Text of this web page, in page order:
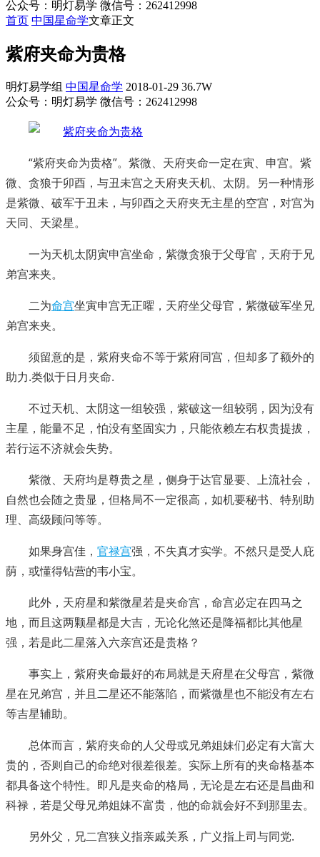
公众号：明灯易学 微信号：262412998
首页 中国星命学文章正文
紫府夹命为贵格
明灯易学组 中国星命学 2018-01-29 36.7W
公众号：明灯易学 微信号：262412998
“紫府夹命为贵格”。紫微、天府夹命一定在寅、申宫。紫
微、贪狼于卯酉，与丑未宫之天府夹天机、太阴。另一种情形
是紫微、破军于丑未，与卯酉之天府夹无主星的空宫，对宫为
天同、天梁星。
一为天机太阴寅申宫坐命，紫微贪狼于父母官，天府于兄
弟宫来夹。
二为命宫坐寅申宫无正曜，天府坐父母官，紫微破军坐兄
弟宫来夹。
须留意的是，紫府夹命不等于紫府同宫，但却多了额外的
助力.类似于日月夹命.
不过天机、太阴这一组较强，紫破这一组较弱，因为没有
主星，能量不足，怕没有坚固实力，只能依赖左右权贵提拔，
若行运不济就会失势。
紫微、天府均是尊贵之星，侧身于达官显要、上流社会，
自然也会随之贵显，但格局不一定很高，如机要秘书、特别助
理、高级顾问等等。
如果身宫佳， 官禄宫强，不失真才实学。不然只是受人庇
荫，或懂得钻营的韦小宝。
此外，天府星和紫微星若是夹命宫，命宫必定在四马之
地，而且这两颗星都是大吉，无论化煞还是降福都比其他星
强，若是此二星落入六亲宫还是贵格？
事实上，紫府夹命最好的布局就是天府星在父母宫，紫微
星在兄弟宫，并且二星还不能落陷，而紫微星也不能没有左右
等吉星辅助。
总体而言，紫府夹命的人父母或兄弟姐妹们必定有大富大
贵的，否则自己的命绝对很差很差。实际上所有的夹命格基本
都具备这个特性。即凡是夹命的格局，无论是左右还是昌曲和
科禄，若是父母兄弟姐妹不富贵，他的命就会好不到那里去。
另外父，兄二宫狭义指亲戚关系，广义指上司与同党.